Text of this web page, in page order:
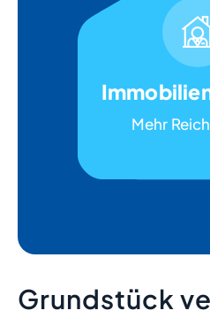
Mehr
Grundstück